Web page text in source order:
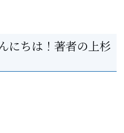
にちは！著者の上杉